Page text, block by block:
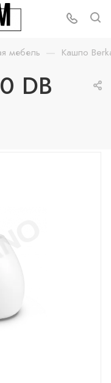
мебель — Кашпо
DB